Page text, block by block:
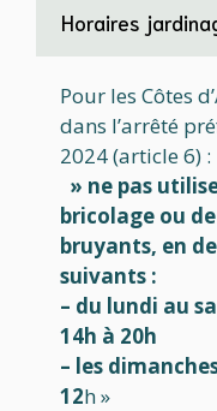
Horaires
Pour les Côtes
dans l’arrêté
2024 (article 6) :
» ne pas
bricolage ou
bruyants, en
suivants :
– du lundi au
14h à 20h
– les
12h »